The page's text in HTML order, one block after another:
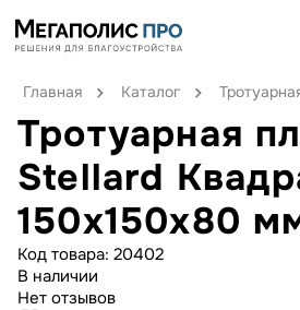
Главная Каталог
Тротуарная
Stellard
150x150x80
Код товара: 20402
В наличии
Нет отзывов